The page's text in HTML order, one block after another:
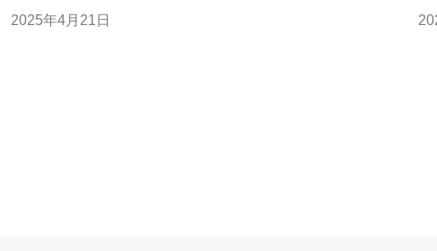
能：甲骨文日本VPS采用先进的硬件设施和优化的网络架
2025年4月21日
量